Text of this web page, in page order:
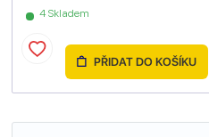
4 Skladem
PŘIDAT DO KOŠÍKU